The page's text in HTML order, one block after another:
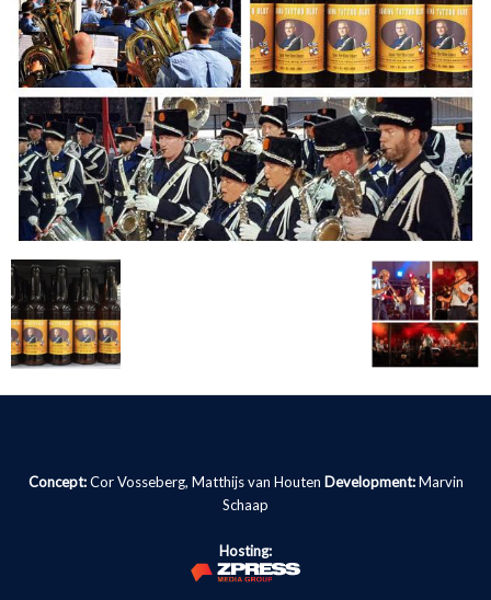
Concept:Cor Vosseberg, Matthijs van Houten Development: Marvin
Schaap
Hosting: